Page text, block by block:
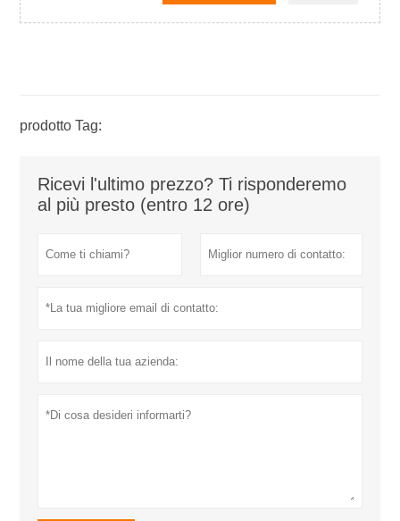
prodotto Tag:
Ricevi l'ultimo prezzo? Ti risponderemo
al più presto (entro 12 ore)